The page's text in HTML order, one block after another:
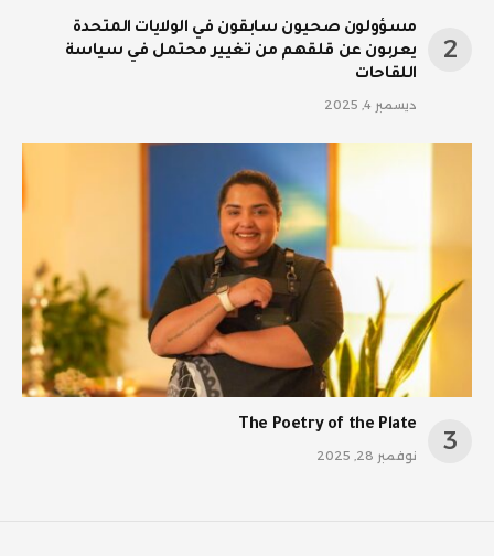
مسؤولون صحيون سابقون في الولايات المتحدة
يعربون عن قلقهم من تغيير محتمل في سياسة
اللقاحات
ديسمبر 4, 2025
The Poetry of the Plate
نوفمبر 28, 2025